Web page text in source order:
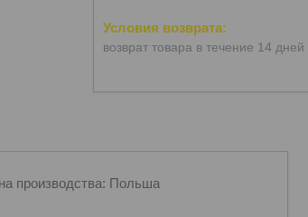
возврат товара в течение 14 дней
производства: Польша